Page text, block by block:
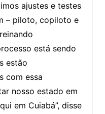
ajustes e testes
– piloto, copiloto e
está sendo
estão
com essa
nosso estado em
em Cuiabá”, disse